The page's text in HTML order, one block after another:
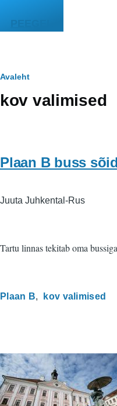
PEEGEL
Leivapuru
Avaleht
kov valimised
Plaan B buss
Juuta Juhkental-Rus
Tartu linnas tekitab oma
Plaan B kov valimised